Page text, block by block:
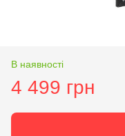
В наявності
4 499 грн